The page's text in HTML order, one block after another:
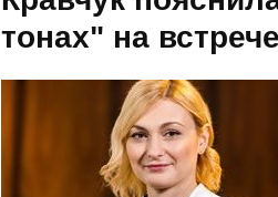
тонах" на